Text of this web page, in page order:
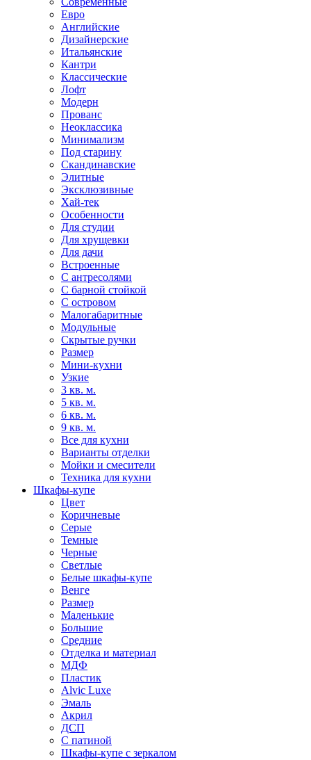
Евро
Английские
Дизайнерские
Итальянские
Кантри
Классические
Лофт
Модерн
Прованс
Неоклассика
Минимализм
Под старину
Скандинавские
Элитные
Эксклюзивные
Хай-тек
Особенности
Для студии
Для хрущевки
Для дачи
Встроенные
С антресолями
С барной стойкой
С островом
Малогабаритные
Модульные
Скрытые ручки
Размер
Мини-кухни
Узкие
3 кв. м.
5 кв. м.
6 кв. м.
9 кв. м.
Все для кухни
Варианты отделки
Мойки и смесители
Техника для кухни
Шкафы-купе
Цвет
Коричневые
Серые
Темные
Черные
Светлые
Белые шкафы-купе
Венге
Размер
Маленькие
Большие
Средние
Отделка и материал
МДФ
Пластик
Alvic Luxe
Эмаль
Акрил
ДСП
С патиной
Шкафы-купе с зеркалом